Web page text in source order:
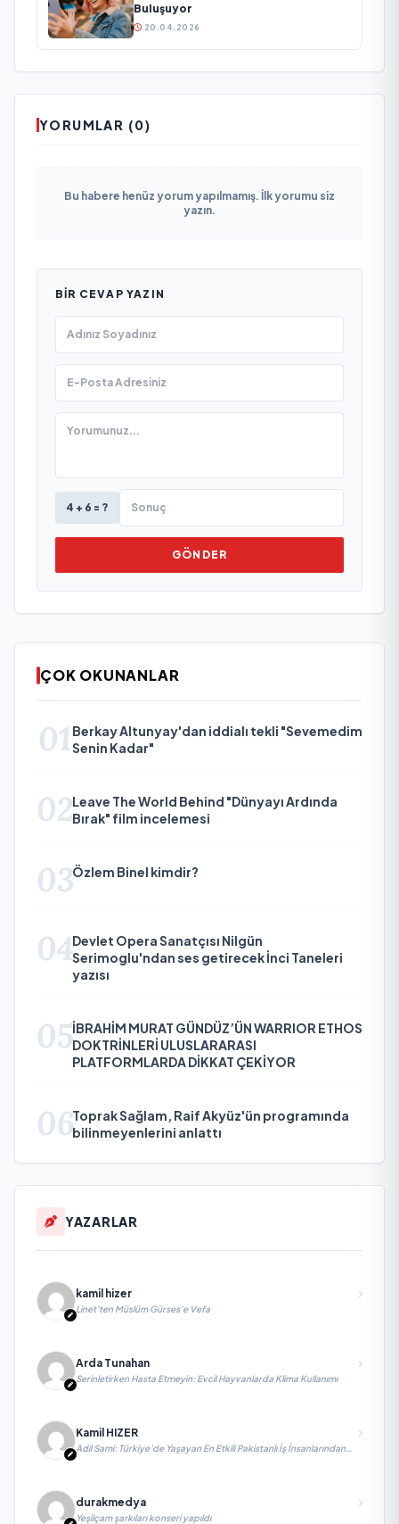
Buluşuyor
20.04.2026
YORUMLAR (0)
Bu habere henüz yorum yapılmamış. İlk yorumu siz
yazın.
BIR CEVAP YAZIN
4 + 6 = ?
GÖNDER
ÇOK OKUNANLAR
01 Berkay Altunyay'dan iddialı tekli "Sevemedim
Senin Kadar"
02Leave The World Behind "Dünyayı Ardında
Bırak" film incelemesi
03Özlem Binel kimdir?
04Devlet Opera Sanatçısı Nilgün
Serimoglu'ndan ses getirecek İnci Taneleri
yazısı
05İBRAHİM MURAT GÜNDÜZ’ÜN WARRIOR ETHOS
DOKTRİNLERİ ULUSLARARASI
PLATFORMLARDA DİKKAT ÇEKİYOR
06Toprak Sağlam, Raif Akyüz'ün programında
bilinmeyenlerini anlattı
YAZARLAR
kamil hizer
Linet'ten Müslüm Gürses'e Vefa
Arda Tunahan
Serinletirken Hasta Etmeyin: Evcil Hayvanlarda Klima Kullanımı
Kamil HIZER
Adil Sami: Türkiye’de Yaşayan En Etkili Pakistanlı İş İnsanlarından
durakmedya
Yeşilçam şarkıları konseri yapıldı